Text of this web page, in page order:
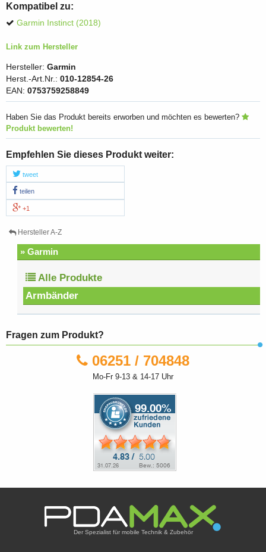
Kompatibel zu:
Garmin Instinct (2018)
Link zum Hersteller
Hersteller: Garmin
Herst.-Art.Nr.: 010-12854-26
EAN: 0753759258849
Haben Sie das Produkt bereits erworben und möchten es bewerten?
Produkt bewerten!
Empfehlen Sie dieses Produkt weiter:
tweet
teilen
+1
Hersteller A-Z
» Garmin
Alle Produkte
Armbänder
Fragen zum Produkt?
06251 / 704848
Mo-Fr 9-13 & 14-17 Uhr
Der Spezialist für mobile Technik & Zubehör